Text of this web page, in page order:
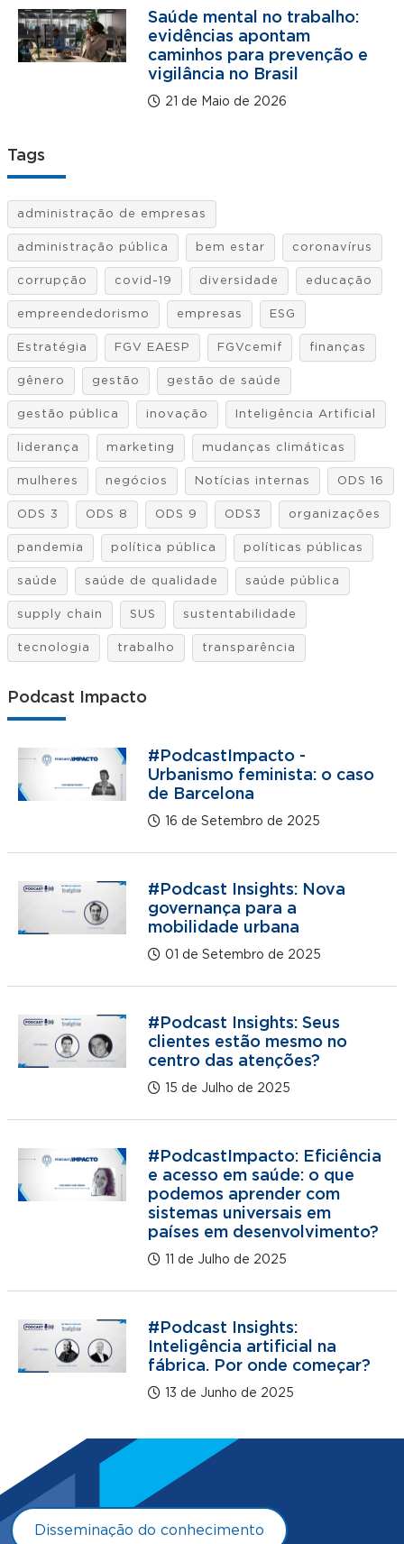
Saúde mental no trabalho:
evidências apontam
caminhos para prevenção e
vigilância no Brasil
21 de Maio de 2026
Tags
administração de empresas
administração pública bem estar coronavírus
corrupção covid-19 diversidade educação
empreendedorismo empresas ESG
Estratégia FGV EAESP FGVcemif finanças
gênero gestão gestão de saúde
gestão pública inovação Inteligência Artificial
liderança marketing mudanças climáticas
mulheres negócios Notícias internas ODS 16
ODS 3 ODS 8 ODS 9 ODS3 organizações
pandemia política pública políticas públicas
saúde saúde de qualidade saúde pública
supply chain SUS sustentabilidade
tecnologia trabalho transparência
Podcast Impacto
#PodcastImpacto -
Urbanismo feminista: o caso
de Barcelona
16 de Setembro de 2025
#Podcast Insights: Nova
governança para a
mobilidade urbana
01 de Setembro de 2025
#Podcast Insights: Seus
clientes estão mesmo no
centro das atenções?
15 de Julho de 2025
#PodcastImpacto: Eficiência
e acesso em saúde: o que
podemos aprender com
sistemas universais em
países em desenvolvimento?
11 de Julho de 2025
#Podcast Insights:
Inteligência artificial na
fábrica. Por onde começar?
13 de Junho de 2025
Disseminação do conhecimento